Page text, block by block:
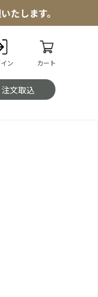
たします。
ン カート
注文取込